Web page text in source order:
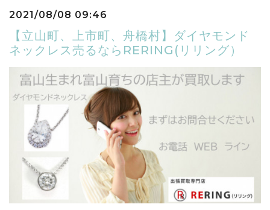
2021/08/08 09:46
【立山町、上市町、舟橋村】ダイヤモンド
ネックレス売るならRERING(リリング）